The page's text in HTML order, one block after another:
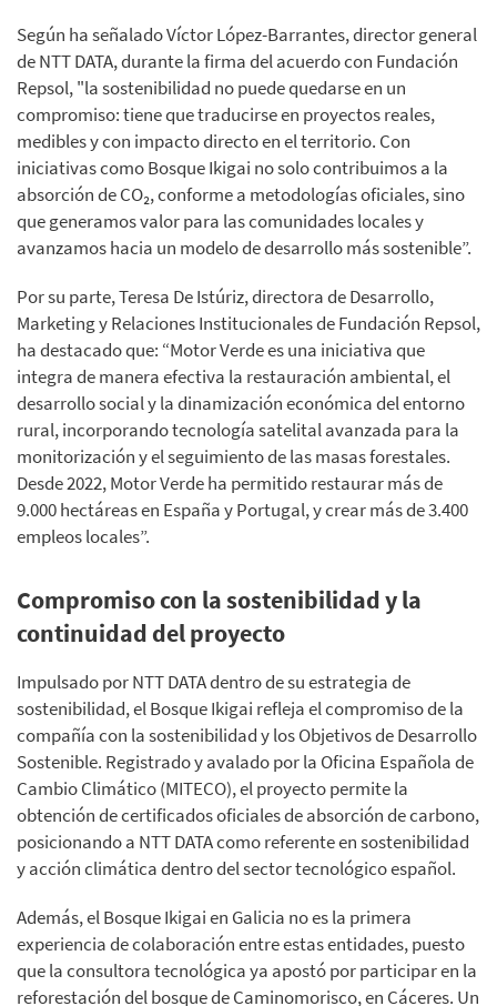
Según ha señalado Víctor López-Barrantes, director general
de NTT DATA, durante la firma del acuerdo con Fundación
Repsol, "la sostenibilidad no puede quedarse en un
compromiso: tiene que traducirse en proyectos reales,
medibles y con impacto directo en el territorio. Con
iniciativas como Bosque Ikigai no solo contribuimos a la
absorción de CO₂, conforme a metodologías oficiales, sino
que generamos valor para las comunidades locales y
avanzamos hacia un modelo de desarrollo más sostenible”.
Por su parte, Teresa De Istúriz, directora de Desarrollo,
Marketing y Relaciones Institucionales de Fundación Repsol,
ha destacado que: “Motor Verde es una iniciativa que
integra de manera efectiva la restauración ambiental, el
desarrollo social y la dinamización económica del entorno
rural, incorporando tecnología satelital avanzada para la
monitorización y el seguimiento de las masas forestales.
Desde 2022, Motor Verde ha permitido restaurar más de
9.000 hectáreas en España y Portugal, y crear más de 3.400
empleos locales”.
Compromiso con la sostenibilidad y la
continuidad del proyecto
Impulsado por NTT DATA dentro de su estrategia de
sostenibilidad, el Bosque Ikigai refleja el compromiso de la
compañía con la sostenibilidad y los Objetivos de Desarrollo
Sostenible. Registrado y avalado por la Oficina Española de
Cambio Climático (MITECO), el proyecto permite la
obtención de certificados oficiales de absorción de carbono,
posicionando a NTT DATA como referente en sostenibilidad
y acción climática dentro del sector tecnológico español.
Además, el Bosque Ikigai en Galicia no es la primera
experiencia de colaboración entre estas entidades, puesto
que la consultora tecnológica ya apostó por participar en la
reforestación del bosque de Caminomorisco, en Cáceres. Un